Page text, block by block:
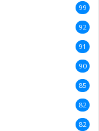
99
92
91
90
85
82
82